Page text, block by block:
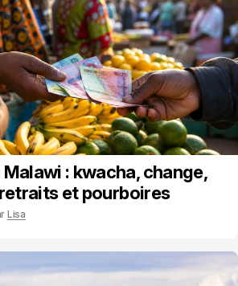
: kwacha, change,
et pourboires
Lisa